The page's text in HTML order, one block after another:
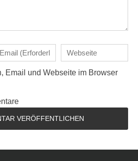
Email und Webseite im Browser